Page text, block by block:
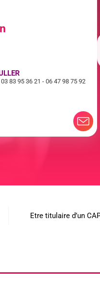
83 95 36 21 - 06 47 98 75 92
Etre titulaire d’un